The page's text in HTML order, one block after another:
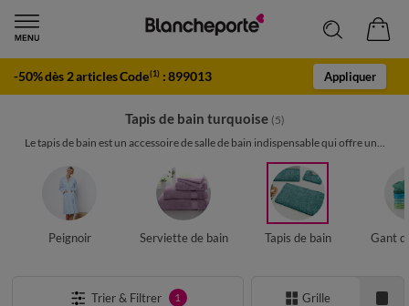
-50% dès 2 articles Code(1) :899013 Appliquer
Tapis de bain turquoise (5)
Le tapis de bain est un accessoire de salle de bain indispensable qui offre un...
Peignoir Serviette de bain Tapis de bain Gant
Trier & Filtrer 1 Grille